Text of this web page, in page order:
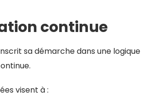
continue
inscrit sa démarche dans une logique
visent à :